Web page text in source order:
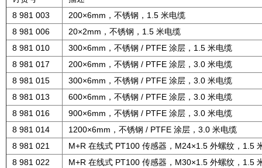
8 981 003
200×6mm，不锈钢，1.5 米电缆
8 981 006
20×2mm，不锈钢，1.5 米电缆
8 981 010
300×6mm，不锈钢 / PTFE 涂层，1.5 米电缆
8 981 017
200×6mm，不锈钢 / PTFE 涂层，3.0 米电缆
8 981 015
300×6mm，不锈钢 / PTFE 涂层，3.0 米电缆
8 981 013
600×6mm，不锈钢 / PTFE 涂层，3.0 米电缆
8 981 016
900×6mm，不锈钢 / PTFE 涂层，3.0 米电缆
8 981 014
1200×6mm，不锈钢 / PTFE 涂层，3.0 米电缆
8 981 021
M+R 在线式 PT100 传感器，M24×1.5 外螺纹，1.5
8 981 022
M+R 在线式 PT100 传感器，M30×1.5 外螺纹，1.5